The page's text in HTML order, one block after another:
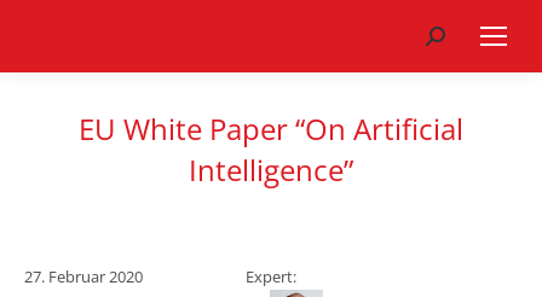
Search:
EU White Paper “On Artificial
Intelligence”
27. Februar 2020
Expert: